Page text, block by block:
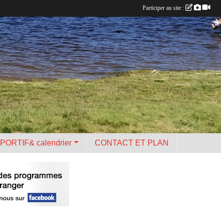
calendrier CONTACT ET PLAN
Participer au site :